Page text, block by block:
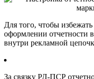
Для того, чтобы
оформлении отчетности
внутри рекламной
За связку РД-ПСР